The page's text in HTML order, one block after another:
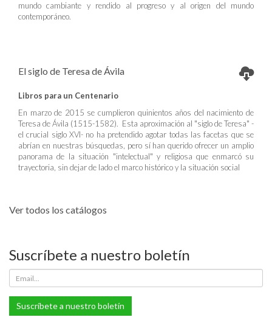
mundo cambiante y rendido al progreso y al origen del mundo
contemporáneo.
El siglo de Teresa de Ávila
Libros para un Centenario
En marzo de 2015 se cumplieron quinientos años del nacimiento de
Teresa de Ávila (1515-1582). Esta aproximación al "siglo de Teresa" -
el crucial siglo XVI- no ha pretendido agotar todas las facetas que se
abrían en nuestras búsquedas, pero sí han querido ofrecer un amplio
panorama de la situación "intelectual" y religiosa que enmarcó su
trayectoria, sin dejar de lado el marco histórico y la situación social
Ver todos los catálogos
Suscríbete a nuestro boletín
Suscríbete a nuestro boletín